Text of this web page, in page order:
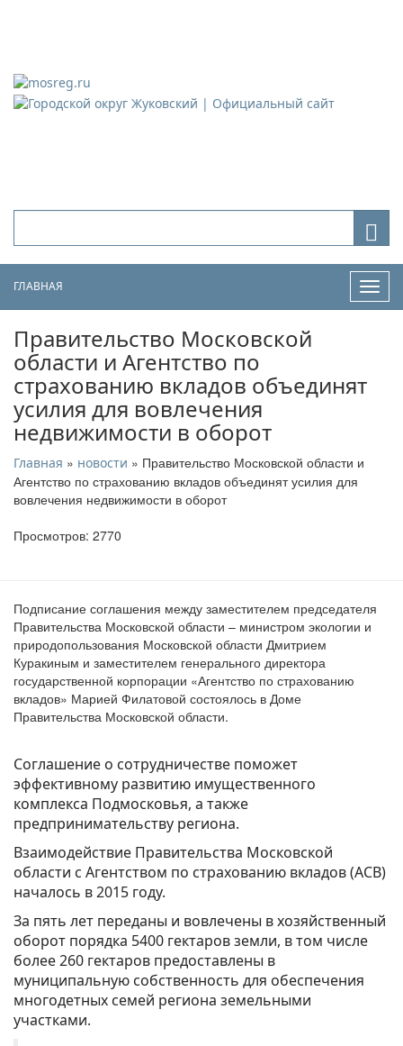
ГЛАВНАЯ
Правительство Московской
области и Агентство по
страхованию вкладов объединят
усилия для вовлечения
недвижимости в оборот
Главная » новости » Правительство Московской области и
Агентство по страхованию вкладов объединят усилия для
вовлечения недвижимости в оборот
Просмотров: 2770
Подписание соглашения между заместителем председателя
Правительства Московской области – министром экологии и
природопользования Московской области Дмитрием
Куракиным и заместителем генерального директора
государственной корпорации «Агентство по страхованию
вкладов» Марией Филатовой состоялось в Доме
Правительства Московской области.
Соглашение о сотрудничестве поможет
эффективному развитию имущественного
комплекса Подмосковья, а также
предпринимательству региона.
Взаимодействие Правительства Московской
области с Агентством по страхованию вкладов (АСВ)
началось в 2015 году.
За пять лет переданы и вовлечены в хозяйственный
оборот порядка 5400 гектаров земли, в том числе
более 260 гектаров предоставлены в
муниципальную собственность для обеспечения
многодетных семей региона земельными
участками.